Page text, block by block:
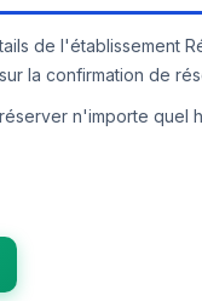
de l'établissement
la confirmation de
n'importe